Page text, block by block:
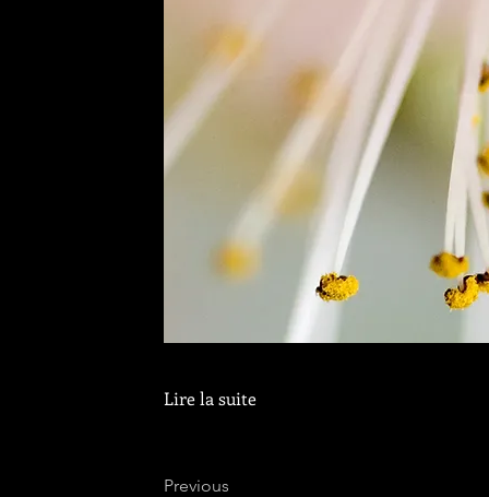
Lire la suite
Previous